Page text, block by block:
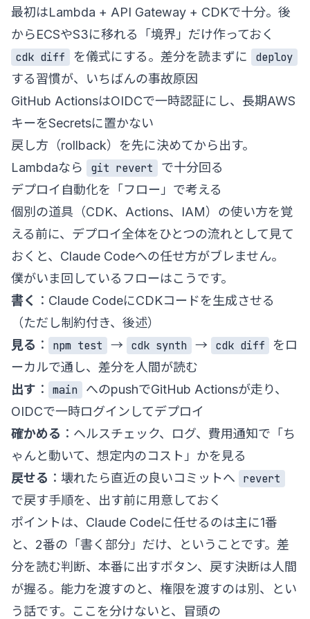
最初はLambda + API Gateway + CDKで十分。後
からECSやS3に移れる「境界」だけ作っておく
cdk diff
を儀式にする。差分を読まずに
deploy
する習慣が、いちばんの事故原因
GitHub ActionsはOIDCで一時認証にし、長期AWS
キーをSecretsに置かない
戻し方（rollback）を先に決めてから出す。
Lambdaなら
git revert
で十分回る
デプロイ自動化を「フロー」で考える
個別の道具（CDK、Actions、IAM）の使い方を覚
える前に、デプロイ全体をひとつの流れとして見て
おくと、Claude Codeへの任せ方がブレません。
僕がいま回しているフローはこうです。
書く
：Claude CodeにCDKコードを生成させる
（ただし制約付き、後述）
見る ： npm test → cdk synth → cdk diff
をロ
ーカルで通し、差分を人間が読む
出す ： main
へのpushでGitHub Actionsが走り、
OIDCで一時ログインしてデプロイ
確かめる ：ヘルスチェック、ログ、費用通知で「ち
ゃんと動いて、想定内のコスト」かを見る
戻せる ：壊れたら直近の良いコミットへ
revert
で戻す手順を、出す前に用意しておく
ポイントは、Claude Codeに任せるのは主に1番
と、2番の「書く部分」だけ、ということです。差
分を読む判断、本番に出すボタン、戻す決断は人間
が握る。能力を渡すのと、権限を渡すのは別、とい
う話です。ここを分けないと、冒頭の